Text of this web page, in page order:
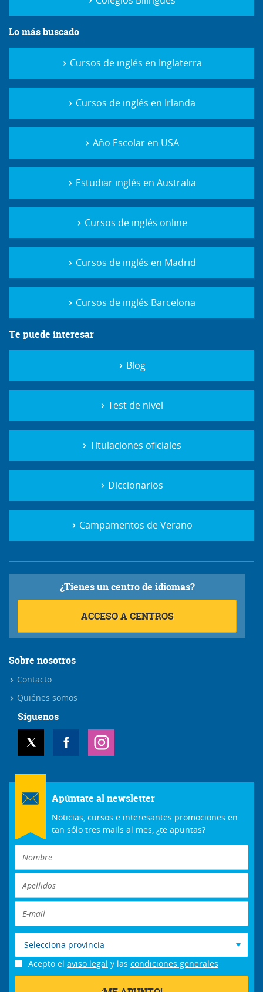
Lo más buscado
Cursos de inglés en Inglaterra
Cursos de inglés en Irlanda
Año Escolar en USA
Estudiar inglés en Australia
Cursos de inglés online
Cursos de inglés en Madrid
Cursos de inglés Barcelona
Te puede interesar
Blog
Test de nivel
Titulaciones oficiales
Diccionarios
Campamentos de Verano
¿Tienes un centro de idiomas?
ACCESO A CENTROS
Sobre nosotros
Contacto
Quiénes somos
Síguenos
Apúntate al newsletter
Noticias, cursos e interesantes promociones en
tan sólo tres mails al mes, ¿te apuntas?
Selecciona provincia
Acepto el aviso legal y las condiciones generales